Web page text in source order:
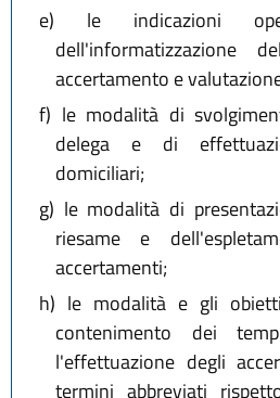
e) le indicazioni
dell'informatizzazione
accertamento e
f) le modalità di
delega e di
domiciliari;
g) le modalità di
riesame e
accertamenti;
h) le modalità e gli
contenimento dei
l'effettuazione degli
termini abbreviati